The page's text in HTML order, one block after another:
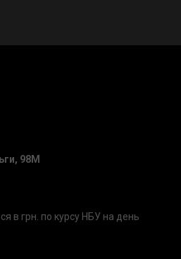
98М
в грн. по курсу НБУ на день